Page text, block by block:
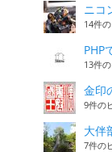
ニコ
14件
PHP
13件
金印
9件の
大伴
7件の